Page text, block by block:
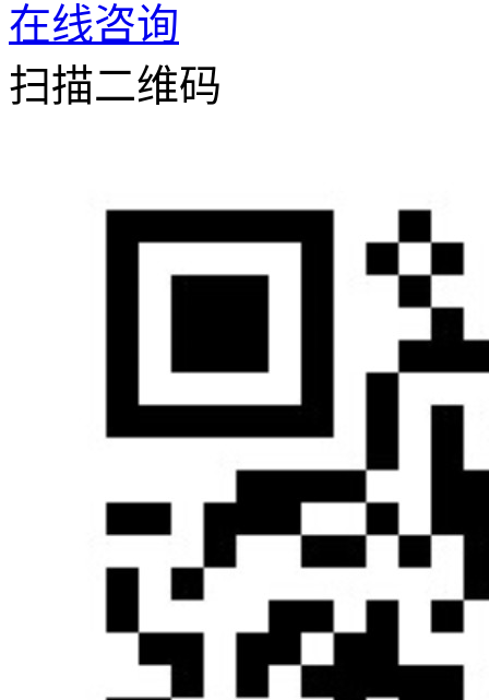
在线咨询
扫描二维码